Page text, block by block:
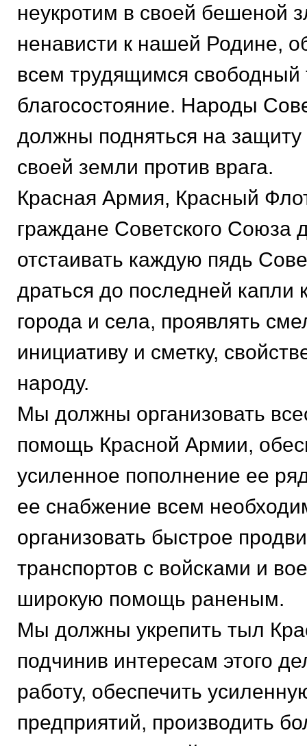
неукротим в своей бешеной
ненависти к нашей Родине,
всем трудящимся свободный
благосостояние. Народы
должны подняться на защиту
своей земли против врага.
Красная Армия, Красный
граждане Советского Союза
отстаивать каждую пядь
драться до последней капли
города и села, проявлять
инициативу и сметку,
народу.
Мы должны организовать
помощь Красной Армии,
усиленное пополнение ее
ее снабжение всем
организовать быстрое
транспортов с войсками и
широкую помощь раненым.
Мы должны укрепить тыл
подчинив интересам этого
работу, обеспечить
предприятий, производить